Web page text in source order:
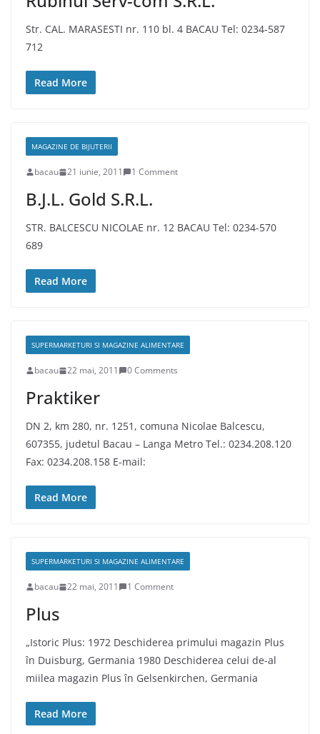
Str. CAL. MARASESTI nr. 110 bl. 4 BACAU Tel: 0234-587
712
Read More
MAGAZINE DE BIJUTERII
bacau 21 iunie, 2011 1 Comment
B.J.L. Gold S.R.L.
STR. BALCESCU NICOLAE nr. 12 BACAU Tel: 0234-570
689
Read More
SUPERMARKETURI SI MAGAZINE ALIMENTARE
bacau 22 mai, 2011 0 Comments
Praktiker
DN 2, km 280, nr. 1251, comuna Nicolae Balcescu,
607355, judetul Bacau – Langa Metro Tel.: 0234.208.120
Fax: 0234.208.158 E-mail:
Read More
SUPERMARKETURI SI MAGAZINE ALIMENTARE
bacau 22 mai, 2011 1 Comment
Plus
„Istoric Plus: 1972 Deschiderea primului magazin Plus
în Duisburg, Germania 1980 Deschiderea celui de-al
miilea magazin Plus în Gelsenkirchen, Germania
Read More